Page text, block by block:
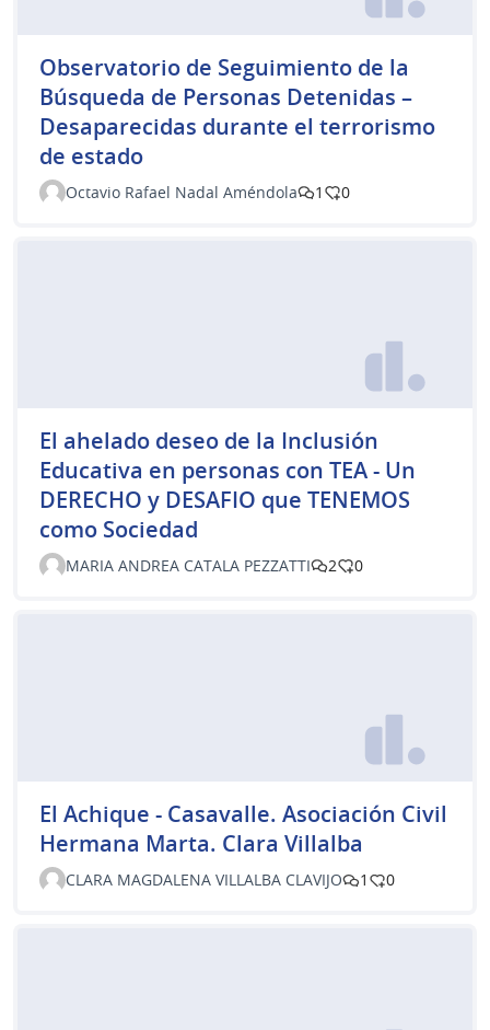
Observatorio de Seguimiento de la
Búsqueda de Personas Detenidas –
Desaparecidas durante el terrorismo
de estado
Octavio Rafael Nadal Améndola 1 0
El ahelado deseo de la Inclusión
Educativa en personas con TEA - Un
DERECHO y DESAFIO que TENEMOS
como Sociedad
MARIA ANDREA CATALA PEZZATTI 2 0
El Achique - Casavalle. Asociación Civil
Hermana Marta. Clara Villalba
CLARA MAGDALENA VILLALBA CLAVIJO 1 0